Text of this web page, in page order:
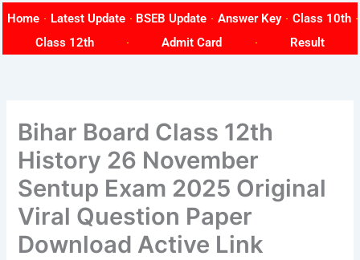
content
Home Latest Update BSEB Update Answer Key
Class 10th
Class 12th
Admit Card Result
Bihar Board Class 12th
History 26 November
Sentup Exam 2025 Original
Viral Question Paper
Download Active Link